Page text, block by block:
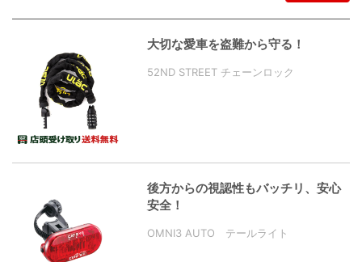
大切な愛車を盗難から守る！
52ND STREET チェーンロック
後方からの視認性もバッチリ、安心
安全！
OMNI3 AUTO テールライト